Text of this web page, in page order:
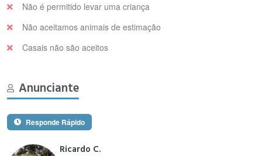
Não é permitido levar uma criança
Não aceitamos animais de estimação
Casais não são aceitos
Anunciante
Responde Rápido
Ricardo C.